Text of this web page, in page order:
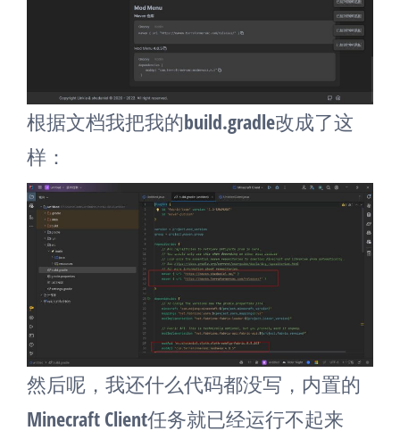
根据文档我把我的build.gradle改成了这
样：
然后呢，我还什么代码都没写，内置的
Minecraft Client任务就已经运行不起来